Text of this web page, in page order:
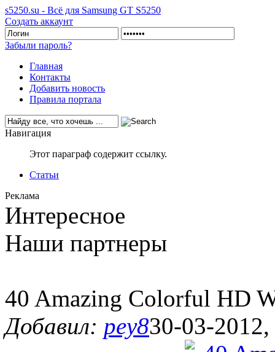
s5250.su - Всё для Samsung GT S5250
Создать аккаунт
Забыли пароль?
Главная
Контакты
Добавить новость
Правила портала
Навигация
Этот параграф содержит ссылку.
Статьи
Реклама
Интересное
Наши партнеры
40 Amazing Colorful HD
Добавил: pey830-03-